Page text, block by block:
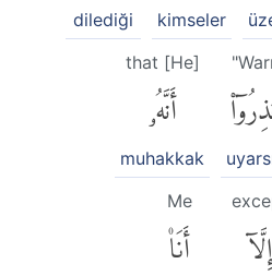
kimseler
dilediği
that [He]
أَنَّهُۥ
muhakkak
إِلَّآ
Me
أَنَا۠